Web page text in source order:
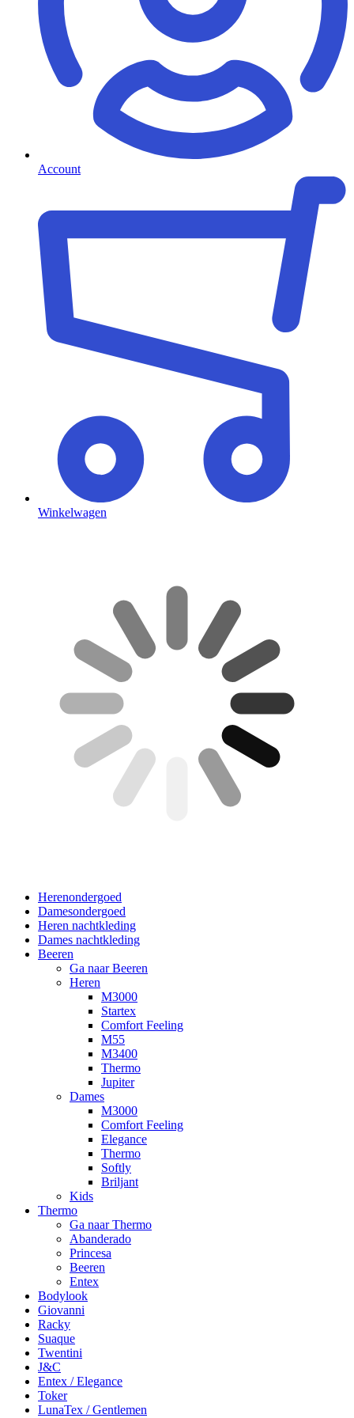
Account
Winkelwagen
Herenondergoed
Damesondergoed
Heren nachtkleding
Dames nachtkleding
Beeren
Ga naar Beeren
Heren
M3000
Startex
Comfort Feeling
M55
M3400
Thermo
Jupiter
Dames
M3000
Comfort Feeling
Elegance
Thermo
Softly
Briljant
Kids
Thermo
Ga naar Thermo
Abanderado
Princesa
Beeren
Entex
Bodylook
Giovanni
Racky
Suaque
Twentini
J&C
Entex / Elegance
Toker
LunaTex / Gentlemen